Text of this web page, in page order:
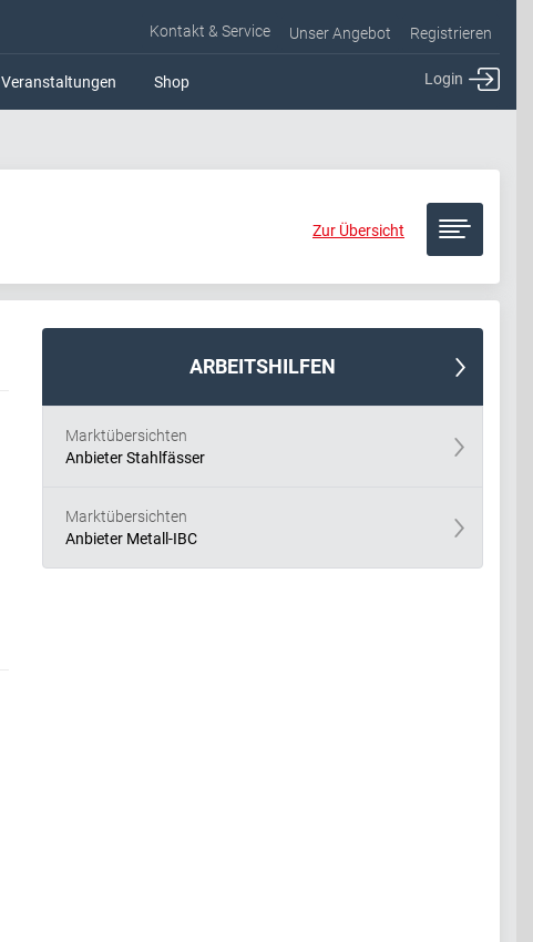
Kontakt & Service Unser Angebot Registrieren
Login
Veranstaltungen Shop
Zur Übersicht
ARBEITSHILFEN
Marktübersichten
Anbieter Stahlfässer
Marktübersichten
Anbieter Metall-IBC